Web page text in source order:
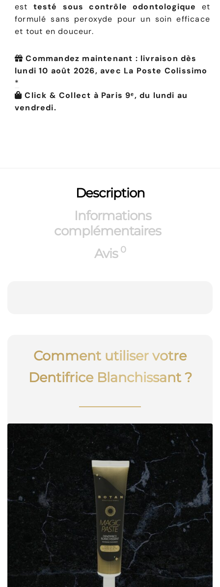
est testé sous contrôle odontologique
et
formulé sans peroxyde pour un soin efficace
et tout en douceur.
Commandez maintenant : livraison dès
lundi 10 août 2026, avec La Poste Colissimo
*
Click & Collect à Paris 9ᵉ, du lundi au
vendredi.
Description
Informations
complémentaires
Avis 0
Comment utiliser votre
Dentifrice Blanchissant ?